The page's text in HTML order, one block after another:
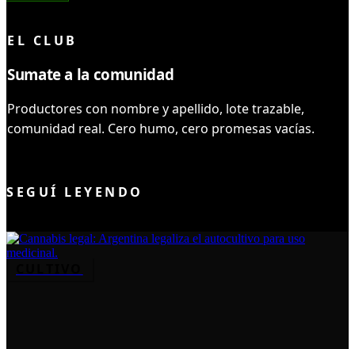
EL CLUB
Sumate a la comunidad
Productores con nombre y apellido, lote trazable,
comunidad real. Cero humo, cero promesas vacías.
SEGUÍ LEYENDO